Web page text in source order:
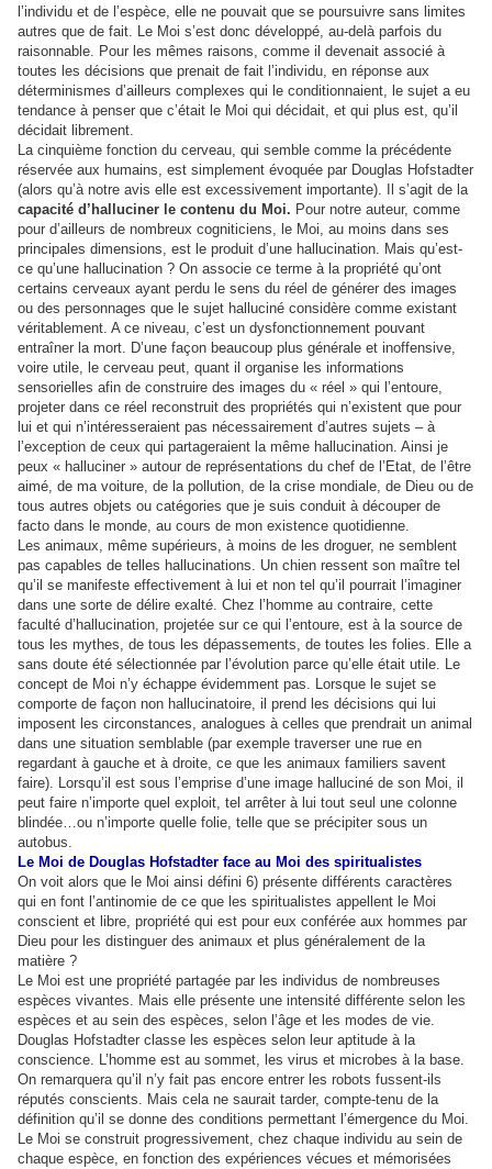
l’individu et de l’espèce, elle ne pouvait que se poursuivre sans limites
autres que de fait. Le Moi s’est donc développé, au-delà parfois du
raisonnable. Pour les mêmes raisons, comme il devenait associé à
toutes les décisions que prenait de fait l’individu, en réponse aux
déterminismes d’ailleurs complexes qui le conditionnaient, le sujet a eu
tendance à penser que c’était le Moi qui décidait, et qui plus est, qu’il
décidait librement.
La cinquième fonction du cerveau, qui semble comme la précédente
réservée aux humains, est simplement évoquée par Douglas Hofstadter
(alors qu’à notre avis elle est excessivement importante). Il s’agit de la
capacité d’halluciner le contenu du Moi. Pour notre auteur, comme
pour d’ailleurs de nombreux cogniticiens, le Moi, au moins dans ses
principales dimensions, est le produit d’une hallucination. Mais qu’est-
ce qu’une hallucination ? On associe ce terme à la propriété qu’ont
certains cerveaux ayant perdu le sens du réel de générer des images
ou des personnages que le sujet halluciné considère comme existant
véritablement. A ce niveau, c’est un dysfonctionnement pouvant
entraîner la mort. D’une façon beaucoup plus générale et inoffensive,
voire utile, le cerveau peut, quant il organise les informations
sensorielles afin de construire des images du « réel » qui l’entoure,
projeter dans ce réel reconstruit des propriétés qui n’existent que pour
lui et qui n’intéresseraient pas nécessairement d’autres sujets – à
l’exception de ceux qui partageraient la même hallucination. Ainsi je
peux « halluciner » autour de représentations du chef de l’Etat, de l’être
aimé, de ma voiture, de la pollution, de la crise mondiale, de Dieu ou de
tous autres objets ou catégories que je suis conduit à découper de
facto dans le monde, au cours de mon existence quotidienne.
Les animaux, même supérieurs, à moins de les droguer, ne semblent
pas capables de telles hallucinations. Un chien ressent son maître tel
qu’il se manifeste effectivement à lui et non tel qu’il pourrait l’imaginer
dans une sorte de délire exalté. Chez l’homme au contraire, cette
faculté d’hallucination, projetée sur ce qui l’entoure, est à la source de
tous les mythes, de tous les dépassements, de toutes les folies. Elle a
sans doute été sélectionnée par l’évolution parce qu’elle était utile. Le
concept de Moi n’y échappe évidemment pas. Lorsque le sujet se
comporte de façon non hallucinatoire, il prend les décisions qui lui
imposent les circonstances, analogues à celles que prendrait un animal
dans une situation semblable (par exemple traverser une rue en
regardant à gauche et à droite, ce que les animaux familiers savent
faire). Lorsqu’il est sous l’emprise d’une image halluciné de son Moi, il
peut faire n’importe quel exploit, tel arrêter à lui tout seul une colonne
blindée…ou n’importe quelle folie, telle que se précipiter sous un
autobus.
Le Moi de Douglas Hofstadter face au Moi des spiritualistes
On voit alors que le Moi ainsi défini 6) présente différents caractères
qui en font l’antinomie de ce que les spiritualistes appellent le Moi
conscient et libre, propriété qui est pour eux conférée aux hommes par
Dieu pour les distinguer des animaux et plus généralement de la
matière ?
Le Moi est une propriété partagée par les individus de nombreuses
espèces vivantes. Mais elle présente une intensité différente selon les
espèces et au sein des espèces, selon l’âge et les modes de vie.
Douglas Hofstadter classe les espèces selon leur aptitude à la
conscience. L’homme est au sommet, les virus et microbes à la base.
On remarquera qu’il n’y fait pas encore entrer les robots fussent-ils
réputés conscients. Mais cela ne saurait tarder, compte-tenu de la
définition qu’il se donne des conditions permettant l’émergence du Moi.
Le Moi se construit progressivement, chez chaque individu au sein de
chaque espèce, en fonction des expériences vécues et mémorisées